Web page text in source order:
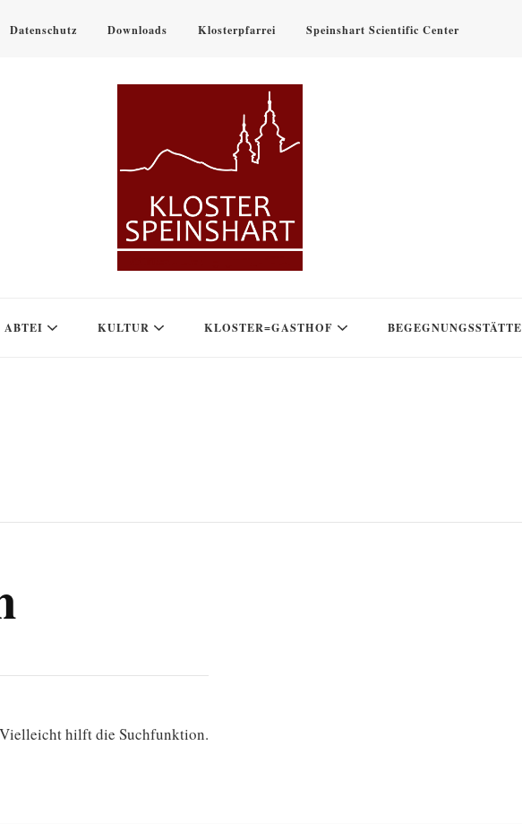
Datenschutz Downloads Klosterpfarrei Speinshart Scientific Center
ABTEI KULTUR KLOSTER=GASTHOF BEGEGNUNGSSTÄTTE
hilft die Suchfunktion.